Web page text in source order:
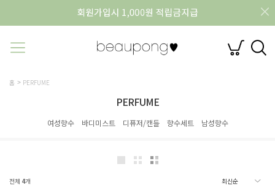
홈 PERFUME
PERFUME
여성향수 바디미스트 디퓨저/캔들 향수세트 남성향수
전체 4개